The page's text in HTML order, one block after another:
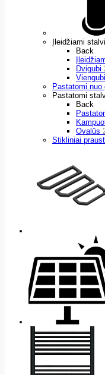
Įleidžiami
Back
Dvigubi
Viengubi
Pastatomi nuo
Pastatomi
Back
Ovalūs
Stikliniai